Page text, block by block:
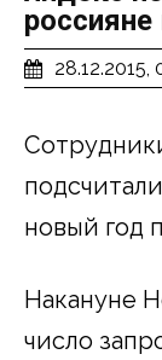
28.12.2015,
новый год
Накануне
число